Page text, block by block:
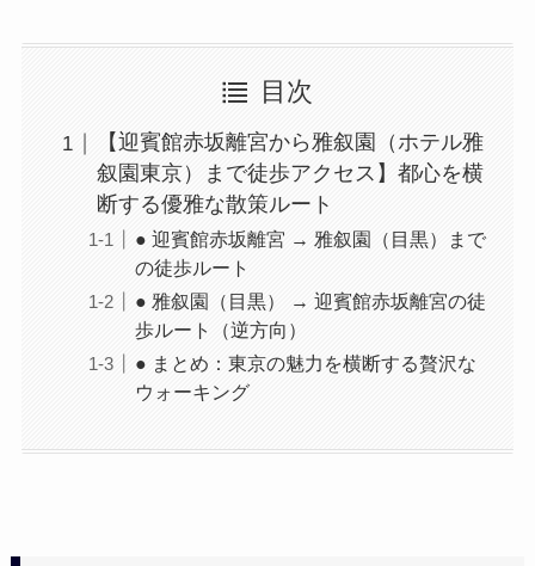
目次
【迎賓館赤坂離宮から雅叙園（ホテル雅
叙園東京）まで徒歩アクセス】都心を横
断する優雅な散策ルート
● 迎賓館赤坂離宮 → 雅叙園（目黒）まで
の徒歩ルート
● 雅叙園（目黒） → 迎賓館赤坂離宮の徒
歩ルート（逆方向）
● まとめ：東京の魅力を横断する贅沢な
ウォーキング